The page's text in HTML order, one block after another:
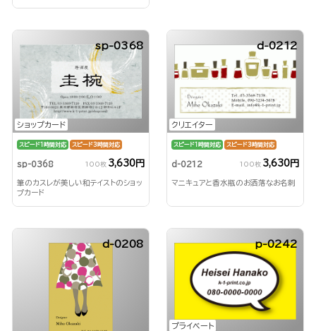
ショップカード
sp-0368
スピード1時間対応 スピード3時間対応
sp-0368 100枚 3,630円
筆のカスレが美しい和テイストのショッ
プカード
クリエイター
d-0212
スピード1時間対応 スピード3時間対応
d-0212 100枚 3,630円
マニキュアと香水瓶のお洒落なお名刺
d-0208
プライベート
p-0242